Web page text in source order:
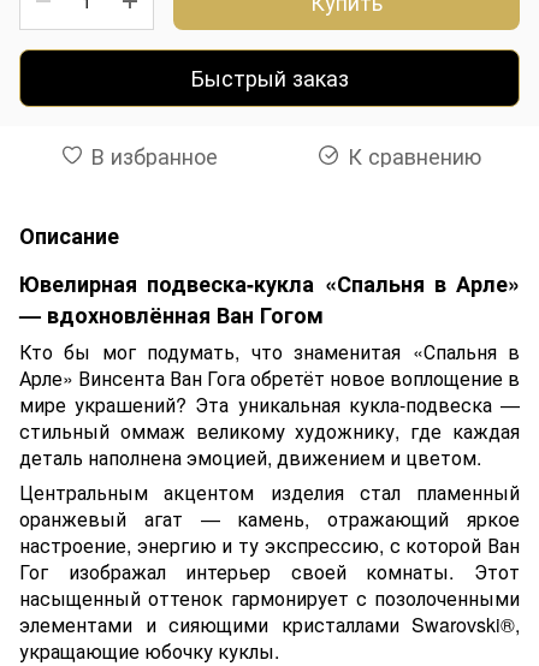
Быстрый заказ
В избранное К сравнению
Описание
Ювелирная подвеска-кукла «Спальня в Арле»
— вдохновлённая Ван Гогом
Кто бы мог подумать, что знаменитая «Спальня в
Арле» Винсента Ван Гога обретёт новое воплощение в
мире украшений? Эта уникальная кукла-подвеска —
стильный оммаж великому художнику, где каждая
деталь наполнена эмоцией, движением и цветом.
Центральным акцентом изделия стал пламенный
оранжевый агат — камень, отражающий яркое
настроение, энергию и ту экспрессию, с которой Ван
Гог изображал интерьер своей комнаты. Этот
насыщенный оттенок гармонирует с позолоченными
элементами и сияющими кристаллами Swarovski®,
укращающие юбочку куклы.